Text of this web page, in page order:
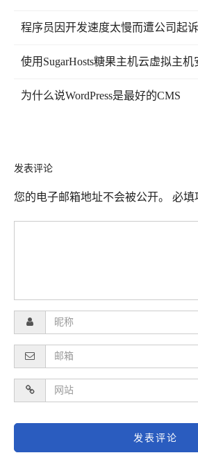
程序员因开发速度太慢而遭公司起
使用SugarHosts糖果主机云虚拟主机
为什么说WordPress是最好的CMS
发表评论
您的电子邮箱地址不会被公开。 必填